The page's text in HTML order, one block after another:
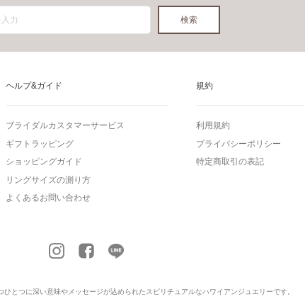
ヘルプ&ガイド
ブライダルカスタマーサービス
ギフトラッピング
ショッピングガイド
リングサイズの測り方
よくあるお問い合わせ
規約
利用規約
プライバシーポリシー
特定商取引の表記
ひとつに深い意味やメッセージが込められたスピリチュアルなハワイアンジュエリーです。